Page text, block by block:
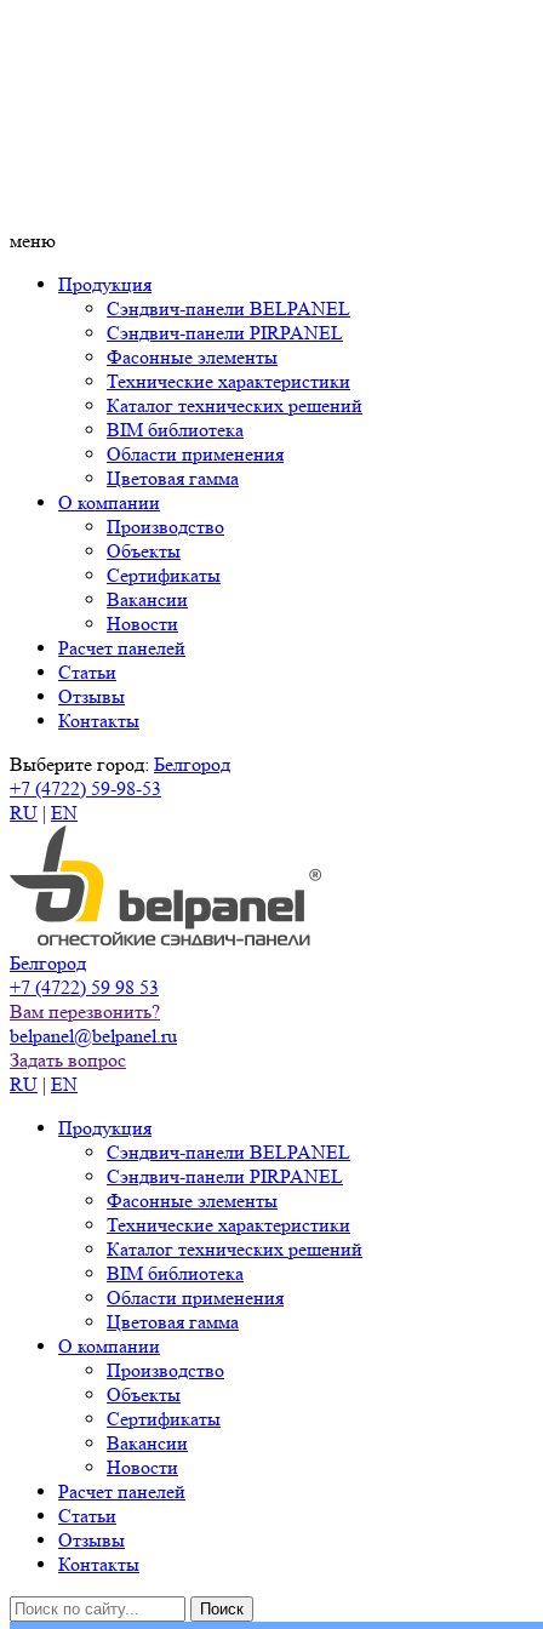
меню
Продукция
Сэндвич-панели BELPANEL
Сэндвич-панели PIRPANEL
Фасонные элементы
Технические характеристики
Каталог технических решений
BIM библиотека
Области применения
Цветовая гамма
О компании
Производство
Объекты
Сертификаты
Вакансии
Новости
Расчет панелей
Статьи
Отзывы
Контакты
Выберите город: Белгород
+7 (4722) 59-98-53
RU | EN
Белгород
+7 (4722) 59 98 53
Вам перезвонить?
belpanel@belpanel.ru
Задать вопрос
RU | EN
Продукция
Сэндвич-панели BELPANEL
Сэндвич-панели PIRPANEL
Фасонные элементы
Технические характеристики
Каталог технических решений
BIM библиотека
Области применения
Цветовая гамма
О компании
Производство
Объекты
Сертификаты
Вакансии
Новости
Расчет панелей
Статьи
Отзывы
Контакты